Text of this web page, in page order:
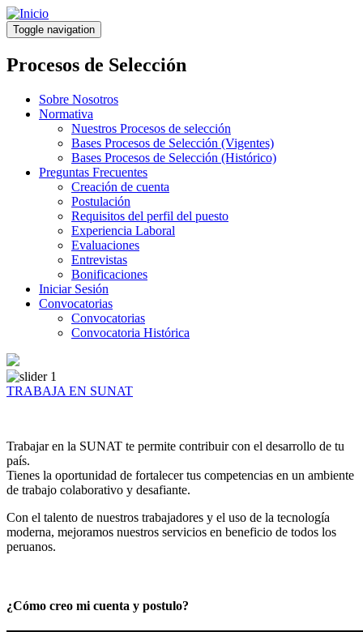
Pasar
al
contenido
principal
Toggle navigation
Procesos de Selección
Sobre Nosotros
Normativa
Nuestros Procesos de selección
Bases Procesos de Selección (Vigentes)
Bases Procesos de Selección (Histórico)
Preguntas Frecuentes
Creación de cuenta
Postulación
Requisitos del perfil del puesto
Experiencia Laboral
Evaluaciones
Entrevistas
Bonificaciones
Iniciar Sesión
Convocatorias
Convocatorias
Convocatoria Histórica
TRABAJA EN SUNAT
Trabajar en la SUNAT te permite contribuir con el desarrollo de tu
país.
Tienes la oportunidad de fortalecer tus competencias en un ambiente
de trabajo colaborativo y desafiante.
Con el talento de nuestros trabajadores y el uso de la tecnología
moderna, mejoramos nuestros servicios en beneficio de todos los
peruanos.
¿Cómo creo mi cuenta y postulo?